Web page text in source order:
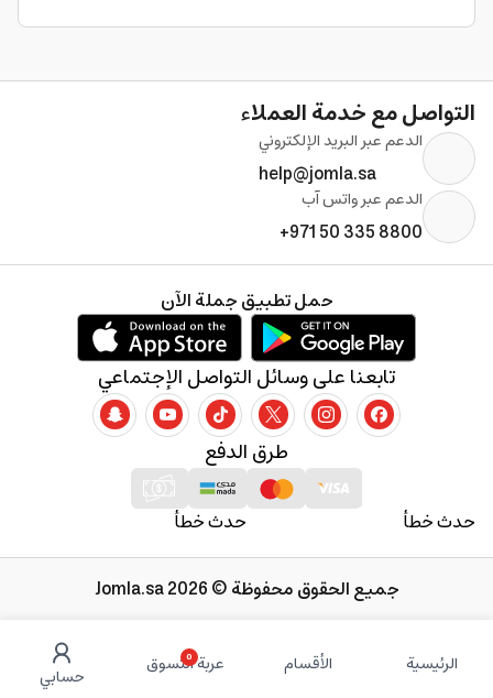
الرئيسية الأقسام 0
عربة التسوق حسابي
التواصل مع خدمة العملاء
الدعم عبر البريد الإلكتروني
help@jomla.sa
الدعم عبر واتس آب
+971 50 335 8800
حدث خطأ حدث خطأ
طرق الدفع
تابعنا على وسائل التواصل الإجتماعي
حمل تطبيق جملة الآن
جميع الحقوق محفوظة © 2026 Jomla.sa